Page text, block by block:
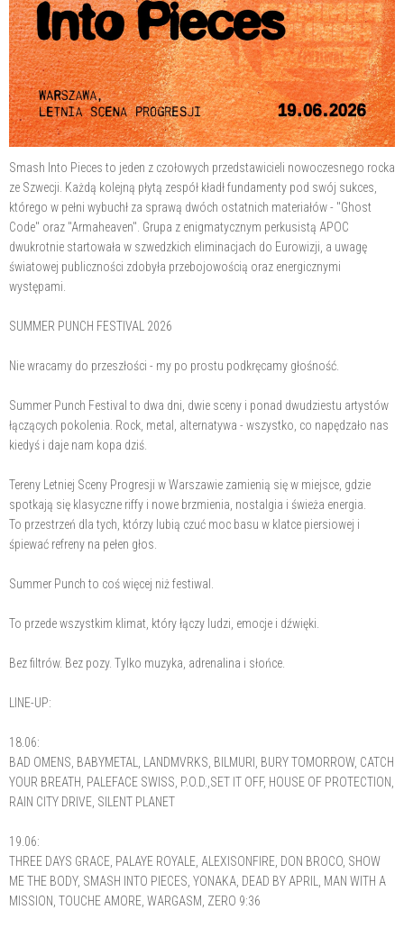
Smash Into Pieces to jeden z czołowych przedstawicieli nowoczesnego rocka
ze Szwecji. Każdą kolejną płytą zespół kładł fundamenty pod swój sukces,
którego w pełni wybuchł za sprawą dwóch ostatnich materiałów - "Ghost
Code" oraz "Armaheaven". Grupa z enigmatycznym perkusistą APOC
dwukrotnie startowała w szwedzkich eliminacjach do Eurowizji, a uwagę
światowej publiczności zdobyła przebojowością oraz energicznymi
występami.
SUMMER PUNCH FESTIVAL 2026
Nie wracamy do przeszłości - my po prostu podkręcamy głośność.
Summer Punch Festival to dwa dni, dwie sceny i ponad dwudziestu artystów
łączących pokolenia. Rock, metal, alternatywa - wszystko, co napędzało nas
kiedyś i daje nam kopa dziś.
Tereny Letniej Sceny Progresji w Warszawie zamienią się w miejsce, gdzie
spotkają się klasyczne riffy i nowe brzmienia, nostalgia i świeża energia.
To przestrzeń dla tych, którzy lubią czuć moc basu w klatce piersiowej i
śpiewać refreny na pełen głos.
Summer Punch to coś więcej niż festiwal.
To przede wszystkim klimat, który łączy ludzi, emocje i dźwięki.
Bez filtrów. Bez pozy. Tylko muzyka, adrenalina i słońce.
LINE-UP:
18.06:
BAD OMENS, BABYMETAL, LANDMVRKS, BILMURI, BURY TOMORROW, CATCH
YOUR BREATH, PALEFACE SWISS, P.O.D.,SET IT OFF, HOUSE OF PROTECTION,
RAIN CITY DRIVE, SILENT PLANET
19.06:
THREE DAYS GRACE, PALAYE ROYALE, ALEXISONFIRE, DON BROCO, SHOW
ME THE BODY, SMASH INTO PIECES, YONAKA, DEAD BY APRIL, MAN WITH A
MISSION, TOUCHE AMORE, WARGASM, ZERO 9:36